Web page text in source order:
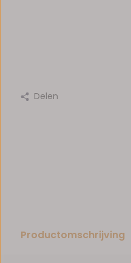
Delen
Productomschrijving